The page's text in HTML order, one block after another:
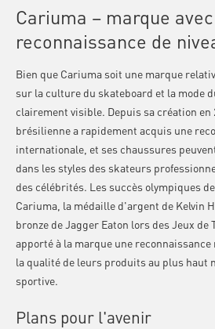
Cariuma – marque
reconnaissance de
Bien que Cariuma soit une marque
sur la culture du skateboard et la mode
clairement visible. Depuis sa création en
brésilienne a rapidement acquis une
internationale, et ses chaussures
dans les styles des skateurs
des célébrités. Les succès olympiques
Cariuma, la médaille d'argent de Kelvin
bronze de Jagger Eaton lors des Jeux de
apporté à la marque une
la qualité de leurs produits au plus haut
sportive.
Plans pour l'avenir